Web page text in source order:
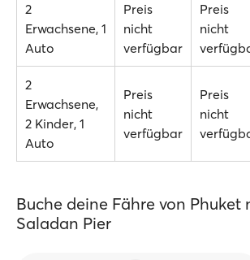
2
Erwachsene, 1
Auto
Preis
nicht
verfügbar
Preis
nicht
2
Erwachsene,
2 Kinder, 1
Auto
Preis
nicht
verfügbar
Preis
nicht
Buche deine Fähre von Phuket
Saladan Pier